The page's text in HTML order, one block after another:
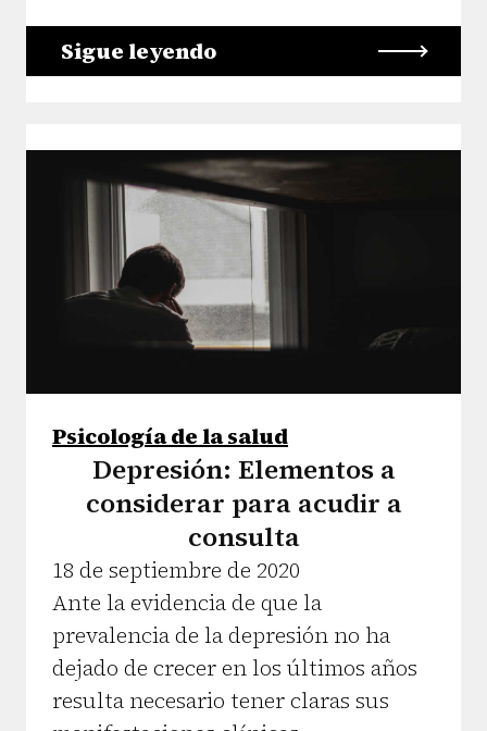
Sigue leyendo
Psicología de la salud
Depresión: Elementos a
considerar para acudir a
consulta
18 de septiembre de 2020
Ante la evidencia de que la
prevalencia de la depresión no ha
dejado de crecer en los últimos años
resulta necesario tener claras sus